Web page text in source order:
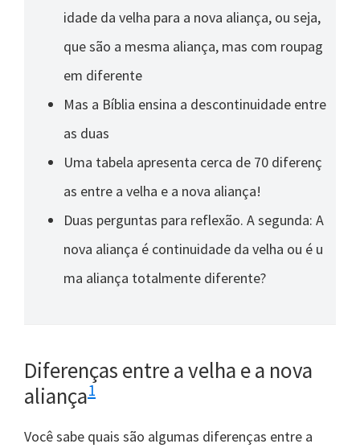
idade da velha para a nova aliança, ou seja,
que são a mesma aliança, mas com roupag
em diferente
Mas a Bíblia ensina a descontinuidade entre
as duas
Uma tabela apresenta cerca de 70 diferenç
as entre a velha e a nova aliança!
Duas perguntas para reflexão. A segunda: A
nova aliança é continuidade da velha ou é u
ma aliança totalmente diferente?
Diferenças entre a velha e a nova
aliança1
Você sabe quais são algumas diferenças entre a